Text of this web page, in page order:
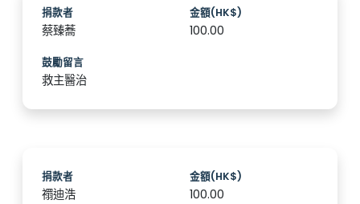
捐款者
蔡臻蕎
金額(HK$)
100.00
鼓勵留言
救主醫治
捐款者
禤迪浩
金額(HK$)
100.00